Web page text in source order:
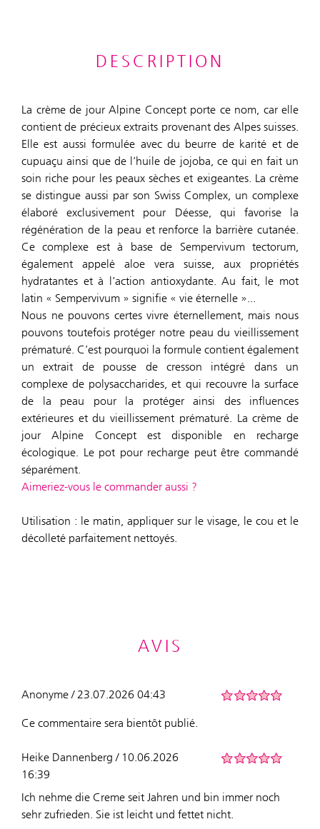
DESCRIPTION
La crème de jour Alpine Concept porte ce nom, car elle
contient de précieux extraits provenant des Alpes suisses.
Elle est aussi formulée avec du beurre de karité et de
cupuaçu ainsi que de l’huile de jojoba, ce qui en fait un
soin riche pour les peaux sèches et exigeantes. La crème
se distingue aussi par son Swiss Complex, un complexe
élaboré exclusivement pour Déesse, qui favorise la
régénération de la peau et renforce la barrière cutanée.
Ce complexe est à base de Sempervivum tectorum,
également appelé aloe vera suisse, aux propriétés
hydratantes et à l’action antioxydante. Au fait, le mot
latin « Sempervivum » signifie « vie éternelle »...
Nous ne pouvons certes vivre éternellement, mais nous
pouvons toutefois protéger notre peau du vieillissement
prématuré. C’est pourquoi la formule contient également
un extrait de pousse de cresson intégré dans un
complexe de polysaccharides, et qui recouvre la surface
de la peau pour la protéger ainsi des influences
extérieures et du vieillissement prématuré. La crème de
jour Alpine Concept est disponible en recharge
écologique. Le pot pour recharge peut être commandé
séparément.
Aimeriez-vous le commander aussi ?
Utilisation : le matin, appliquer sur le visage, le cou et le
décolleté parfaitement nettoyés.
AVIS
Anonyme / 23.07.2026 04:43
Ce commentaire sera bientôt publié.
Heike Dannenberg / 10.06.2026
16:39
Ich nehme die Creme seit Jahren und bin immer noch
sehr zufrieden. Sie ist leicht und fettet nicht.